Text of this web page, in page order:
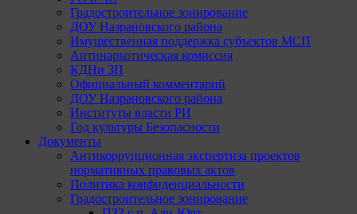
Градостроительное зонирование
ДОУ Назрановского района
Имущественная поддержка субъектов МСП
Антинаркотическая комиссия
КДНи ЗП
Официальный комментарий
ДОУ Назрановского района
Институты власти РИ
Год культуры Безопасности
Документы
Антикоррупционная экспертиза проектов
нормативных правовых актов
Политика конфиденциальности
Градостроительное зонирование